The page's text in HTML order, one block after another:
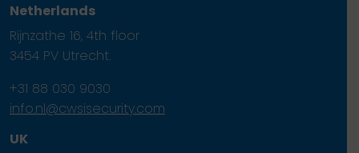
Netherlands
Rijnzathe 16, 4th floor
3454 PV Utrecht.
+31 88 030 9030
info.nl@cwsisecurity.com
UK